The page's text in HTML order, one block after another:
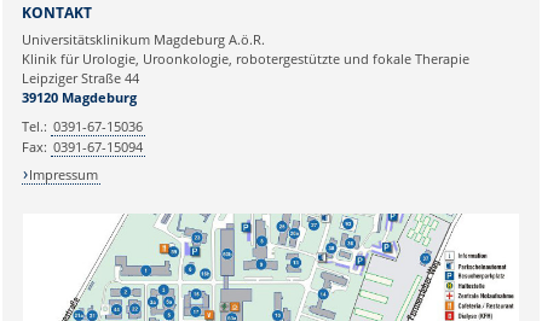
Ihre E-Mailadresse:
Ihr Anliegen:
KONTAKT
Universitätsklinikum Magdeburg A.ö.R.
Klinik für Urologie, Uroonkologie, robotergestützte und fokale Therapie
Leipziger Straße 44
39120 Magdeburg
Tel.: 0391-67-15036
Fax: 0391-67-15094
Impressum